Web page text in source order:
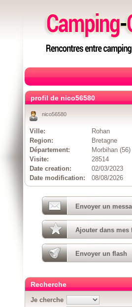
profil de nico56580
nico56580
Ville:
Rohan
Region:
Bretagne
Département:
Morbihan (56)
Visite:
28514
Date creation:
02/03/2023
Date modification:
08/08/2026
Envoyer un
Ajouter dans mes
Envoyer un flash
Recherche
Je cherche